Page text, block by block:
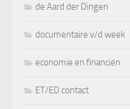
de Aard der Dingen
documentaire v/d week
economie en financiën
ET/ED contact